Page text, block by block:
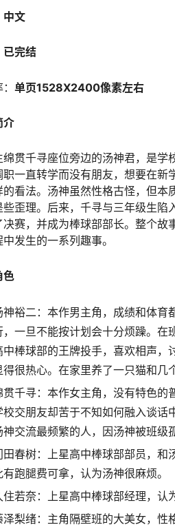
中文
已完结
单页1528X2400像素左右
介
绵贯千寻座位旁边的汤神君，是学
职一直转学而没有朋友，想要在
的看法。汤神虽然性格古怪，但
些歪理。后来，千寻与三年级生陷
决赛，并成为棒球部部长。整个
发生的一系列趣事。
色
神裕二：本作男主角，成绩和体
，一旦不能按计划会十分烦躁。在
中棒球部的王牌投手，喜欢相声，
得很热心。在家里养了一只猫和几
贯千寻：本作女主角，没有特色的
校交朋友却苦于不知如何融入谈话
神交流最频繁的人，因汤神被班级
田春树：上星高中棒球部部员，和
有跑腿费可拿，认为汤神很麻烦。
住若奈：上星高中棒球部经理，认
泽梨绪：主角隔壁班的大美女，性